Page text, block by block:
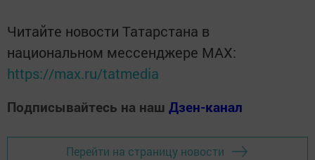
Читайте новости Татарстана в
национальном мессенджере MАХ:
https://max.ru/tatmedia
Подписывайтесь на наш Дзен-канал
Перейти на страницу новости